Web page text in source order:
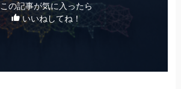
この記事が気に入ったら
いいねしてね！